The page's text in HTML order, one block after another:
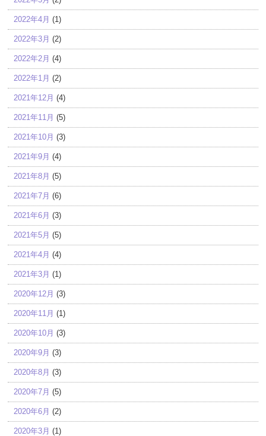
2022年4月 (1)
2022年3月 (2)
2022年2月 (4)
2022年1月 (2)
2021年12月 (4)
2021年11月 (5)
2021年10月 (3)
2021年9月 (4)
2021年8月 (5)
2021年7月 (6)
2021年6月 (3)
2021年5月 (5)
2021年4月 (4)
2021年3月 (1)
2020年12月 (3)
2020年11月 (1)
2020年10月 (3)
2020年9月 (3)
2020年8月 (3)
2020年7月 (5)
2020年6月 (2)
2020年3月 (1)